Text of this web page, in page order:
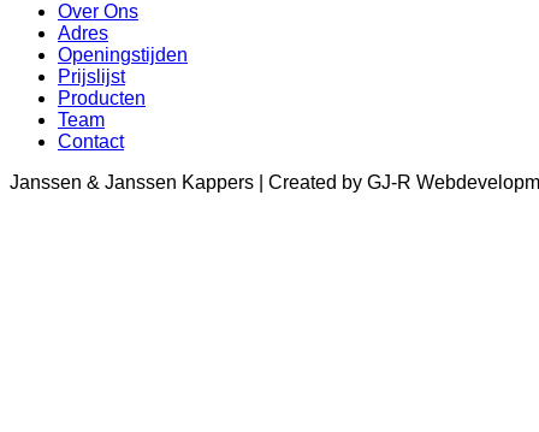
Over Ons
Adres
Openingstijden
Prijslijst
Producten
Team
Contact
Janssen & Janssen Kappers | Created by GJ-R